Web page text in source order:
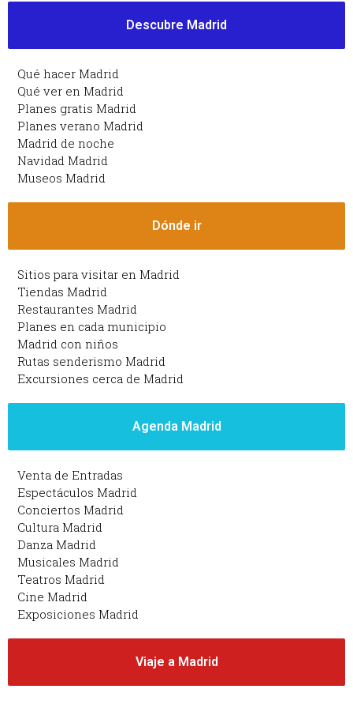
Descubre Madrid
Qué hacer Madrid
Qué ver en Madrid
Planes gratis Madrid
Planes verano Madrid
Madrid de noche
Navidad Madrid
Museos Madrid
Dónde ir
Sitios para visitar en Madrid
Tiendas Madrid
Restaurantes Madrid
Planes en cada municipio
Madrid con niños
Rutas senderismo Madrid
Excursiones cerca de Madrid
Agenda Madrid
Venta de Entradas
Espectáculos Madrid
Conciertos Madrid
Cultura Madrid
Danza Madrid
Musicales Madrid
Teatros Madrid
Cine Madrid
Exposiciones Madrid
Viaje a Madrid